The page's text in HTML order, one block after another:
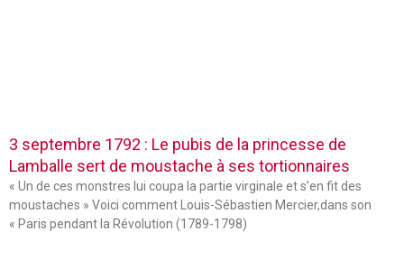
3 septembre 1792 : Le pubis de la princesse de
Lamballe sert de moustache à ses tortionnaires
« Un de ces monstres lui coupa la partie virginale et s’en fit des
moustaches » Voici comment Louis-Sébastien Mercier,dans son
« Paris pendant la Révolution (1789-1798)